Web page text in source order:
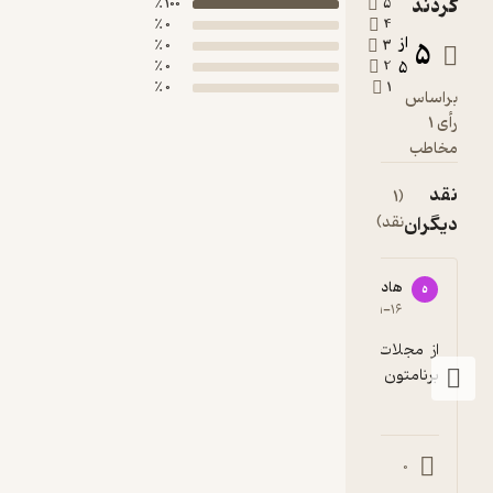
کردند
5
از
5
براساس
رأی 1
مخاطب
3
2
نقد
دیگراننقد)
هادی بلندی
۱۳۹۷-۱۱-۱۶
برنامتون
0